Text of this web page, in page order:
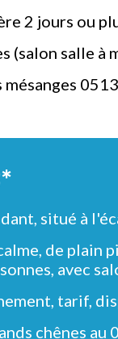
2 jours ou
(salon salle à
mésanges
situé à
de plain
avec
tarif,
chênes